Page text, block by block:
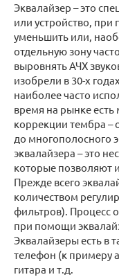
Эквалайзер – это
или устройство,
уменьшить или,
отдельную зону
выровнять АЧХ
изобрели в 30-х
наиболее часто
время на рынке
коррекции тембра –
до многополосного
эквалайзера – это
которые позволяют
Прежде всего
количеством
фильтров). Процесс
при помощи
Эквалайзеры есть в
телефон (к примеру
гитара и т.д.